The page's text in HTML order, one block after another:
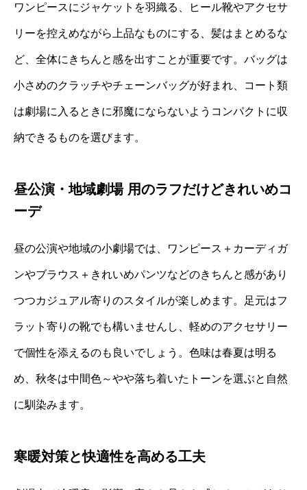
ワンピースにジャケットを羽織る、ヒール靴やアクセサ
リーを控えめながら上品なものにする、髪はまとめるな
ど、全体にきちんと感を出すことが重要です。バッグは
小さめのクラッチやチェーンバッグが好まれ、コート類
は劇場に入るときに邪魔にならないようコンパクトに収
納できるものを選びます。
昼公演・地域劇場 用のラフだけどきれいめコ
ーデ
昼の公演や地域の小劇場では、ワンピース＋カーディガ
ンやブラウス＋きれいめパンツなどのきちんと感があり
つつカジュアル寄りのスタイルが楽しめます。足元はフ
ラット寄りの靴でも構いませんし、軽めのアクセサリー
で個性を添えるのも良いでしょう。色味は春夏は明る
め、秋冬は中間色～やや落ち着いたトーンを選ぶと自然
に馴染みます。
寒暖対策と快適性を高める工夫